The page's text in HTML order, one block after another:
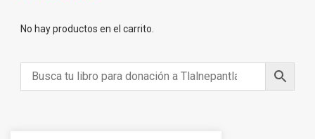
No hay productos en el carrito.